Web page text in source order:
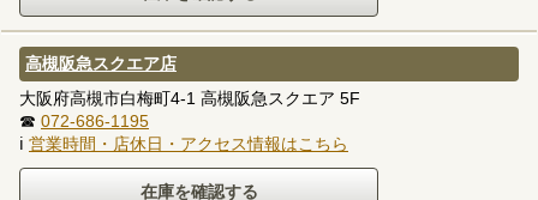
高槻阪急スクエア店
大阪府高槻市白梅町4-1 高槻阪急スクエア 5F
☎ 072-686-1195
ℹ 営業時間・店休日・アクセス情報はこちら